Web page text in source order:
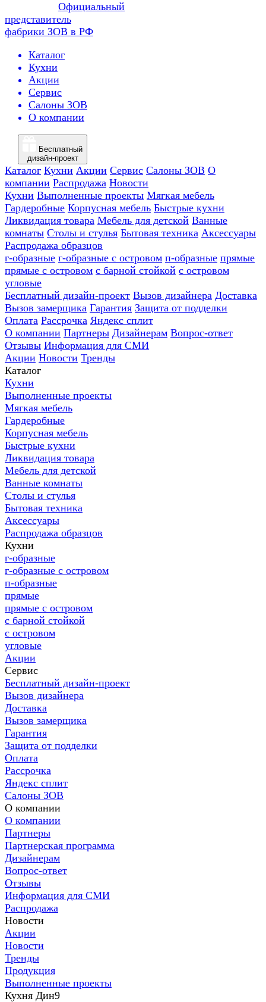
Официальный
представитель
фабрики ЗОВ в РФ
Каталог
Кухни
Акции
Сервис
Салоны ЗОВ
О компании
Бесплатный
дизайн-проект
Каталог Кухни Акции Сервис Салоны ЗОВ О
компании Распродажа Новости
Кухни Выполненные проекты Мягкая мебель
Гардеробные Корпусная мебель Быстрые кухни
Ликвидация товара Мебель для детской Ванные
комнаты Столы и стулья Бытовая техника Аксессуары
Распродажа образцов
г-образные г-образные с островом п-образные прямые
прямые с островом с барной стойкой с островом
угловые
Бесплатный дизайн-проект Вызов дизайнера Доставка
Вызов замерщика Гарантия Защита от подделки
Оплата Рассрочка Яндекс сплит
О компании Партнеры Дизайнерам Вопрос-ответ
Отзывы Информация для СМИ
Акции Новости Тренды
Каталог
Кухни
Выполненные проекты
Мягкая мебель
Гардеробные
Корпусная мебель
Быстрые кухни
Ликвидация товара
Мебель для детской
Ванные комнаты
Столы и стулья
Бытовая техника
Аксессуары
Распродажа образцов
Кухни
г-образные
г-образные с островом
п-образные
прямые
прямые с островом
с барной стойкой
с островом
угловые
Акции
Сервис
Бесплатный дизайн-проект
Вызов дизайнера
Доставка
Вызов замерщика
Гарантия
Защита от подделки
Оплата
Рассрочка
Яндекс сплит
Салоны ЗОВ
О компании
О компании
Партнеры
Партнерская программа
Дизайнерам
Вопрос-ответ
Отзывы
Информация для СМИ
Распродажа
Новости
Акции
Новости
Тренды
Продукция
Выполненные проекты
Кухня Дин9